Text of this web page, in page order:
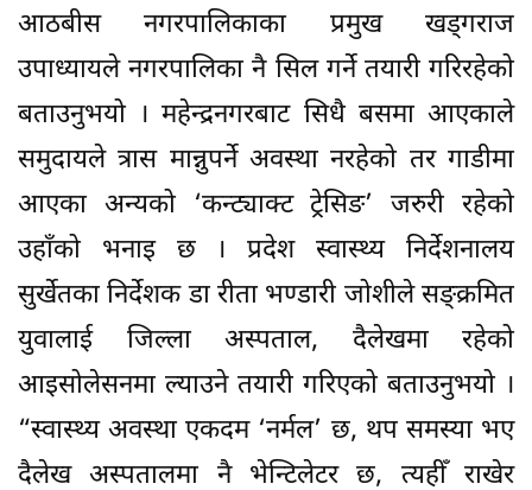
आठबीस नगरपालिकाका प्रमुख खड्गराज
उपाध्यायले नगरपालिका नै सिल गर्ने तयारी गरिरहेको
बताउनुभयो । महेन्द्रनगरबाट सिधै बसमा आएकाले
समुदायले त्रास मान्नुपर्ने अवस्था नरहेको तर गाडीमा
आएका अन्यको ‘कन्ट्याक्ट ट्रेसिङ’ जरुरी रहेको
उहाँको भनाइ छ । प्रदेश स्वास्थ्य निर्देशनालय
सुर्खेतका निर्देशक डा रीता भण्डारी जोशीले सङ्क्रमित
युवालाई जिल्ला अस्पताल, दैलेखमा रहेको
आइसोलेसनमा ल्याउने तयारी गरिएको बताउनुभयो ।
“स्वास्थ्य अवस्था एकदम ‘नर्मल’ छ, थप समस्या भए
दैलेख अस्पतालमा नै भेन्टिलेटर छ, त्यहीँ राखेर